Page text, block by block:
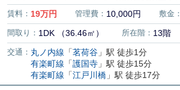
賃料： 19万円 管理費： 10,000円 敷金：
間取り： 1DK （36.46㎡） 所在階： 13階
交通： 丸ノ内線 「茗荷谷 」駅 徒歩1分
有楽町線 「護国寺 」駅 徒歩15分
有楽町線 「江戸川橋 」駅 徒歩17分